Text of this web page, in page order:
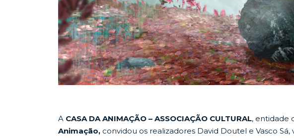
A CASA DA ANIMAÇÃO – ASSOCIAÇÃO CULTURAL, entidade
Animação, convidou os realizadores David Doutel e Vasco